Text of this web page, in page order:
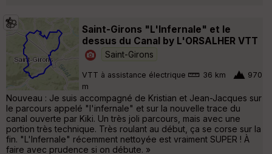
Saint-Girons "L'Infernale" et le
dessus du Canal by L'ORSALHER VTT
Saint-Girons
VTT à assistance électrique 36 km
970
m
Nouveau : Je suis accompagné de Kristian et Jean-Jacques sur
le parcours appelé "l'infernale" et sur la nouvelle trace du
canal ouverte par Kiki. Un très joli parcours, mais avec une
portion très technique. Très roulant au début, ça se corse sur la
fin. "L'Infernale" récemment nettoyée est vraiment SUPER ! À
faire avec prudence si on débute. »